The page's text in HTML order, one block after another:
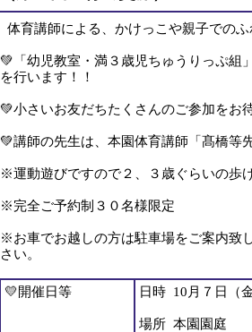
体育講師による、かけっこや親子でのふ
💚「幼児教室・満３歳児ちゅうりっぷ組
を行います！！
💚小さいお友だちたくさんのご参加をお
💚講師の先生は、本園体育講師「髙橋等
※運動遊びですので２、３歳ぐらいの歩
※完全ご予約制３０名様限定
※お車でお越しの方は駐車場をご案内致
さい。
💛開催日等 日時 10月７日
場所 本園園庭